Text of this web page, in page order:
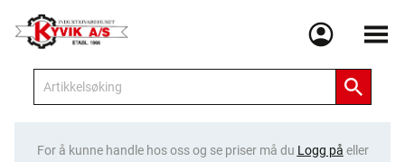
Meny
For å kunne handle hos oss og se priser må du Logg på eller